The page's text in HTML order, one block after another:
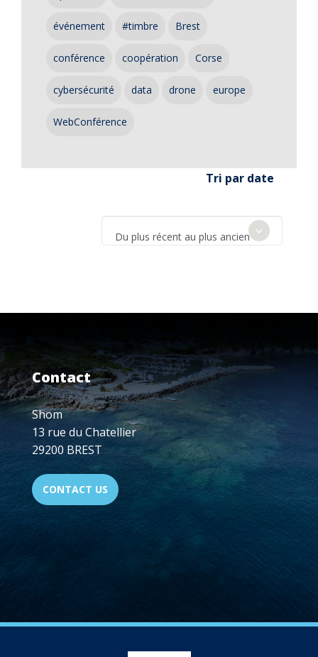
événement #timbre Brest
conférence coopération Corse
cybersécurité data drone europe
WebConférence
Tri par date
Du plus récent au plus ancien
Contact
Shom
13 rue du Chatellier
29200 BREST
CONTACT US